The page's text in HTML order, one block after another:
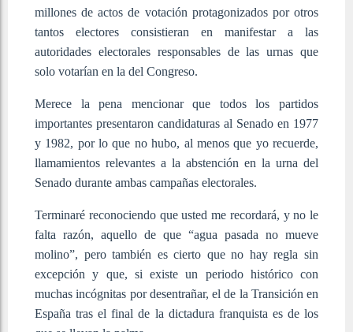
millones de actos de votación protagonizados por otros
tantos electores consistieran en manifestar a las
autoridades electorales responsables de las urnas que
solo votarían en la del Congreso.
Merece la pena mencionar que todos los partidos
importantes presentaron candidaturas al Senado en 1977
y 1982, por lo que no hubo, al menos que yo recuerde,
llamamientos relevantes a la abstención en la urna del
Senado durante ambas campañas electorales.
Terminaré reconociendo que usted me recordará, y no le
falta razón, aquello de que “agua pasada no mueve
molino”, pero también es cierto que no hay regla sin
excepción y que, si existe un periodo histórico con
muchas incógnitas por desentrañar, el de la Transición en
España tras el final de la dictadura franquista es de los